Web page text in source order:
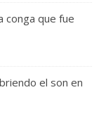
conga que fue
el son en